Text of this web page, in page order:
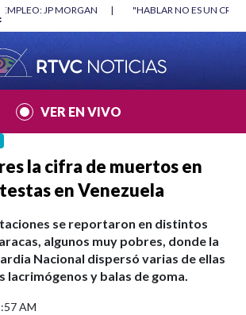
ES UN CRIMEN": CARTA DE BETO CORAL |
VER EN VIVO
la cifra de muertos en
en Venezuela
se reportaron en distintos
algunos muy pobres, donde la
Nacional dispersó varias de ellas
lacrimógenos y balas de goma.
AM